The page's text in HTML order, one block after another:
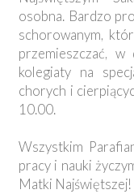
osobna. Bardzo
schorowanym,
przemieszczać,
kolegiaty na
chorych i
10.00.
Wszystkim
pracy i nauki
Matki Najświętszej!